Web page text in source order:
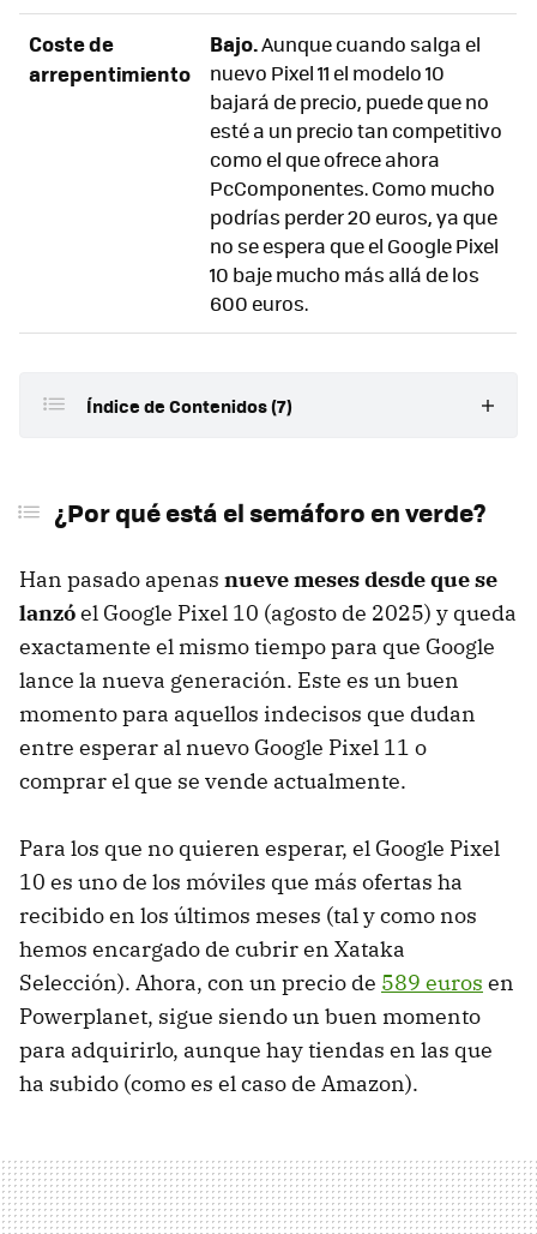
Coste de
arrepentimiento
Bajo.Aunque cuando salga el
nuevo Pixel 11 el modelo 10
bajará de precio, puede que no
esté a un precio tan competitivo
como el que ofrece ahora
PcComponentes. Como mucho
podrías perder 20 euros, ya que
no se espera que el Google Pixel
10 baje mucho más allá de los
600 euros.
Índice de Contenidos (7)
Historial de precio y predicción de cambios
¿Cuándo sale el Google Pixel 11?
¿Es para ti el Google Pixel 10 ahora?
💡 Buenas alternativas al Google Pixel 10 que yo me
compraría
En resumen:
¿Por qué está el semáforo en verde?
Han pasado apenas nueve meses desde que se
lanzóel Google Pixel 10 (agosto de 2025) y queda
exactamente el mismo tiempo para que Google
lance la nueva generación. Este es un buen
momento para aquellos indecisos que dudan
entre esperar al nuevo Google Pixel 11 o
comprar el que se vende actualmente.
Para los que no quieren esperar, el Google Pixel
10 es uno de los móviles que más ofertas ha
recibido en los últimos meses (tal y como nos
hemos encargado de cubrir en Xataka
Selección). Ahora, con un precio de 589 euros en
Powerplanet, sigue siendo un buen momento
para adquirirlo, aunque hay tiendas en las que
ha subido (como es el caso de Amazon).